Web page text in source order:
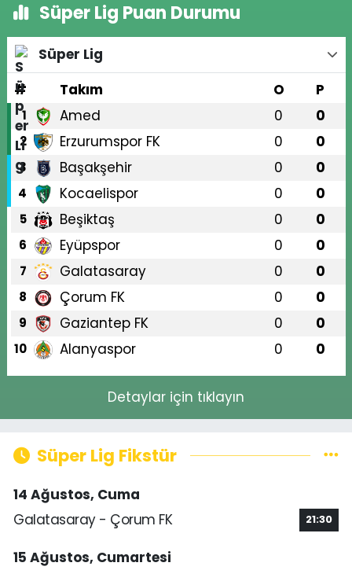
Süper Lig Puan Durumu
Süper Lig
#
Takım O P
1 Amed 0 0
2 Erzurumspor FK 0 0
3 Başakşehir 0 0
4 Kocaelispor 0 0
5 Beşiktaş 0 0
6 Eyüpspor 0 0
7 Galatasaray 0 0
8 Çorum FK 0 0
9 Gaziantep FK 0 0
10 Alanyaspor 0 0
Detaylar için tıklayın
Süper Lig Fikstür
14 Ağustos, Cuma
Galatasaray - Çorum FK
21:30
15 Ağustos, Cumartesi